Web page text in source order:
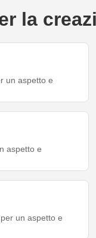
la
un aspetto e
aspetto e
un aspetto e